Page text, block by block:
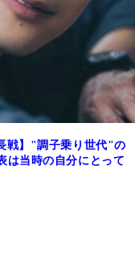
戦】"調子乗り世代"の
は当時の自分にとって